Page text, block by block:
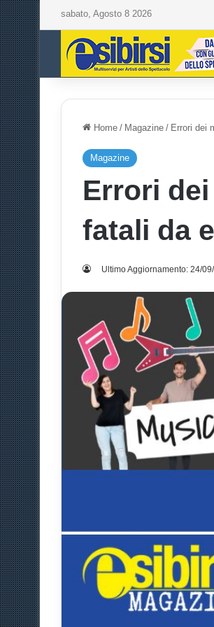
sabato, Agosto 8 2026
Home / Magazine / Errori dei
Magazine
Errori
fatali da
Ultimo Aggiornamento: 24/